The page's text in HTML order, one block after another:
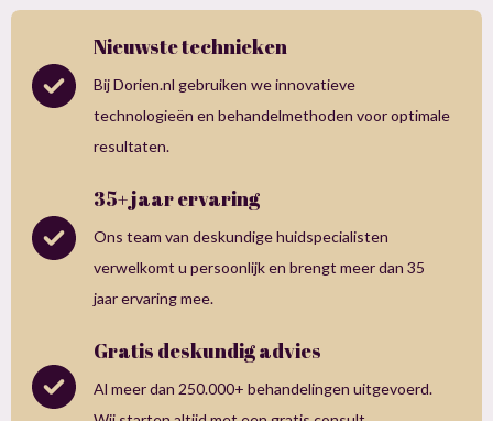
Nieuwste technieken
Bij Dorien.nl gebruiken we innovatieve
technologieën en behandelmethoden voor optimale
resultaten.
35+ jaar ervaring
Ons team van deskundige huidspecialisten
verwelkomt u persoonlijk en brengt meer dan 35
jaar ervaring mee.
Gratis deskundig advies
Al meer dan 250.000+ behandelingen uitgevoerd.